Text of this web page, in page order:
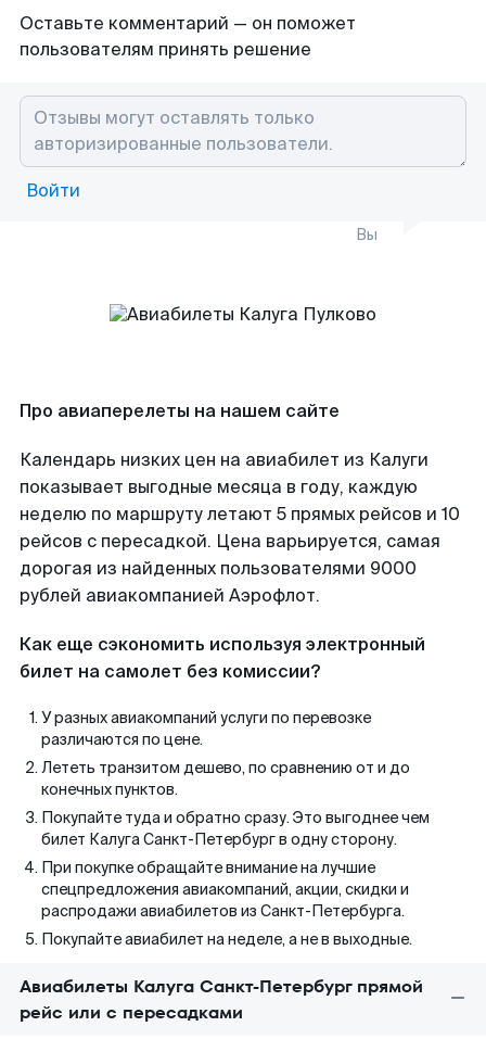
Оставьте комментарий — он поможет
пользователям принять решение
Войти
Вы
Про авиаперелеты на нашем сайте
Календарь низких цен на авиабилет из Калуги
показывает выгодные месяца в году, каждую
неделю по маршруту летают 5 прямых рейсов и 10
рейсов с пересадкой. Цена варьируется, самая
дорогая из найденных пользователями 9000
рублей авиакомпанией Аэрофлот.
Как еще сэкономить используя электронный
билет на самолет без комиссии?
У разных авиакомпаний услуги по перевозке
различаются по цене.
Лететь транзитом дешево, по сравнению от и до
конечных пунктов.
Покупайте туда и обратно сразу. Это выгоднее чем
билет Калуга Санкт-Петербург в одну сторону.
При покупке обращайте внимание на лучшие
спецпредложения авиакомпаний, акции, скидки и
распродажи авиабилетов из Санкт-Петербурга.
Покупайте авиабилет на неделе, а не в выходные.
Авиабилеты Калуга Санкт-Петербург прямой
рейс или с пересадками